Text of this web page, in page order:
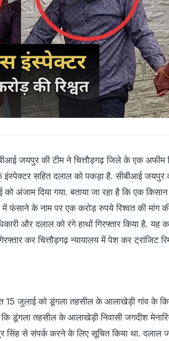
जयपुर की टीम ने चित्तौड़गढ़ जिले के एक अफीम
सहित दलाल को पकड़ा है. सीबीआई जयपुर की
को अंजाम दिया गया. बताया जा रहा है कि एक
फंसाने के नाम पर एक करोड़ रुपये रिश्वत की मांग
और दलाल को रंगे हाथों गिरफ्तार किया है. यह
कर चित्तौड़गढ़ न्यायालय में पेश कर ट्रांजिट
जुलाई को डूंगला तहसील के आलाखेड़ी गांव के
डूंगला तहसील के आलाखेड़ी निवासी जगदीश
सिंह से संपर्क करने के लिए सूचित किया था. दलाल